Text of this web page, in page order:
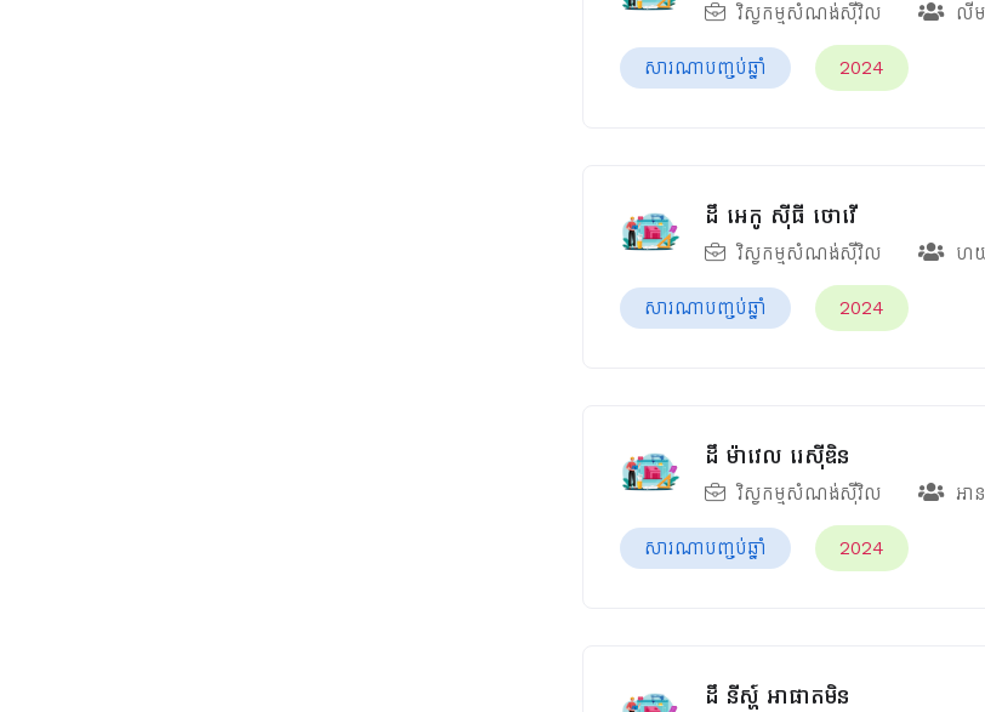
វិស្វកម្មសំណង់ស៊ីវិល លី
សារណាបញ្ចប់ឆ្នាំ 2024
ដឹ អេកូ ស៊ីធី ថោវើ
វិស្វកម្មសំណង់ស៊ីវិល ហយ
សារណាបញ្ចប់ឆ្នាំ 2024
ដឹ ម៉ាវេល រេស៊ីឌិន
វិស្វកម្មសំណង់ស៊ីវិល អា
សារណាបញ្ចប់ឆ្នាំ 2024
ដឹ នីស្ហ៍ អាផាតមិន